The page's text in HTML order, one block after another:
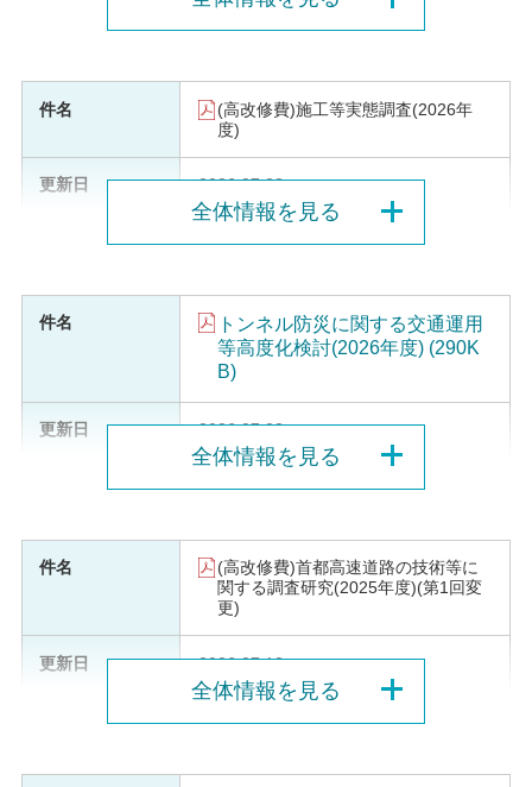
(高改修費)施工等実態調査(2026年
度)
2026.07.23
全体情報を見る
トンネル防災に関する交通運用
等高度化検討(2026年度) (290K
B)
2026.07.23
全体情報を見る
(高改修費)首都高速道路の技術等に
関する調査研究(2025年度)(第1回変
更)
2026.07.13
全体情報を見る